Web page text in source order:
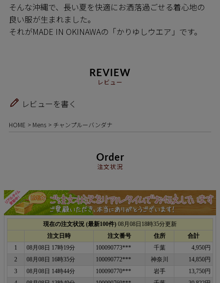
そんな沖縄で、長い夏を快適にお洒落過ごせる着心地の
良い服が生まれました。
それがMADE IN OKINAWAの「かりゆしウエア」です。
REVIEW
レビュー
レビューを書く
HOME Mens チャンプルーバンダナ
Order
注文状況